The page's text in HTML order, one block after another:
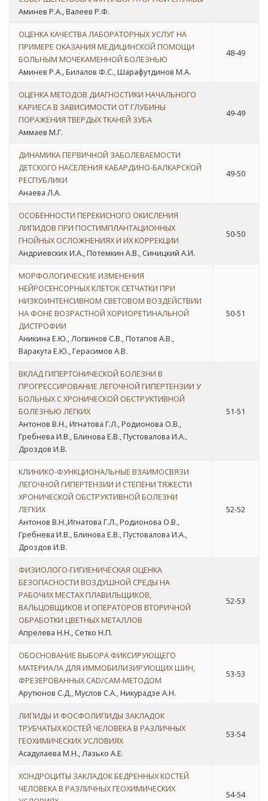
Аминев Р.А., Валеев Р.Ф.
ОЦЕНКА КАЧЕСТВА ЛАБОРАТОРНЫХ УСЛУГ НА
ПРИМЕРЕ ОКАЗАНИЯ МЕДИЦИНСКОЙ ПОМОЩИ
БОЛЬНЫМ МОЧЕКАМЕННОЙ БОЛЕЗНЬЮ
Аминев Р.А., Билалов Ф.С., Шарафутдинов М.А.
48-49
ОЦЕНКА МЕТОДОВ ДИАГНОСТИКИ НАЧАЛЬНОГО
КАРИЕСА В ЗАВИСИМОСТИ ОТ ГЛУБИНЫ
ПОРАЖЕНИЯ ТВЕРДЫХ ТКАНЕЙ ЗУБА
Аммаев М.Г.
49-49
ДИНАМИКА ПЕРВИЧНОЙ ЗАБОЛЕВАЕМОСТИ
ДЕТСКОГО НАСЕЛЕНИЯ КАБАРДИНО-БАЛКАРСКОЙ
РЕСПУБЛИКИ
Анаева Л.А.
49-50
ОСОБЕННОСТИ ПЕРЕКИСНОГО ОКИСЛЕНИЯ
ЛИПИДОВ ПРИ ПОСТИМПЛАНТАЦИОННЫХ
ГНОЙНЫХ ОСЛОЖНЕНИЯХ И ИХ КОРРЕКЦИИ
Андриевских И.А., Потемкин А.В., Синицкий А.И.
50-50
МОРФОЛОГИЧЕСКИЕ ИЗМЕНЕНИЯ
НЕЙРОСЕНСОРНЫХ КЛЕТОК СЕТЧАТКИ ПРИ
НИЗКОИНТЕНСИВНОМ СВЕТОВОМ ВОЗДЕЙСТВИИ
НА ФОНЕ ВОЗРАСТНОЙ ХОРИОРЕТИНАЛЬНОЙ
ДИСТРОФИИ
Аникина Е.Ю., Логвинов С.В., Потапов А.В.,
Варакута Е.Ю., Герасимов А.В.
50-51
ВКЛАД ГИПЕРТОНИЧЕСКОЙ БОЛЕЗНИ В
ПРОГРЕССИРОВАНИЕ ЛЕГОЧНОЙ ГИПЕРТЕНЗИИ У
БОЛЬНЫХ С ХРОНИЧЕСКОЙ ОБСТРУКТИВНОЙ
БОЛЕЗНЬЮ ЛЕГКИХ
Антонов В.Н., Игнатова Г.Л., Родионова О.В.,
Гребнева И.В., Блинова Е.В., Пустовалова И.А.,
Дроздов И.В.
51-51
КЛИНИКО-ФУНКЦИОНАЛЬНЫЕ ВЗАИМОСВЯЗИ
ЛЕГОЧНОЙ ГИПЕРТЕНЗИИ И СТЕПЕНИ ТЯЖЕСТИ
ХРОНИЧЕСКОЙ ОБСТРУКТИВНОЙ БОЛЕЗНИ
ЛЕГКИХ
Антонов В.Н.,Игнатова Г.Л., Родионова О.В.,
Гребнева И.В., Блинова Е.В., Пустовалова И.А.,
Дроздов И.В.
52-52
ФИЗИОЛОГО-ГИГИЕНИЧЕСКАЯ ОЦЕНКА
БЕЗОПАСНОСТИ ВОЗДУШНОЙ СРЕДЫ НА
РАБОЧИХ МЕСТАХ ПЛАВИЛЬЩИКОВ,
ВАЛЬЦОВЩИКОВ И ОПЕРАТОРОВ ВТОРИЧНОЙ
ОБРАБОТКИ ЦВЕТНЫХ МЕТАЛЛОВ
Апрелева Н.Н., Сетко Н.П.
52-53
ОБОСНОВАНИЕ ВЫБОРА ФИКСИРУЮЩЕГО
МАТЕРИАЛА ДЛЯ ИММОБИЛИЗИРУЮЩИХ ШИН,
ФРЕЗЕРОВАННЫХ CAD/CAM-МЕТОДОМ
Арутюнов С.Д., Муслов С.А., Никурадзе А.Н.
53-53
ЛИПИДЫ И ФОСФОЛИПИДЫ ЗАКЛАДОК
ТРУБЧАТЫХ КОСТЕЙ ЧЕЛОВЕКА В РАЗЛИЧНЫХ
ГЕОХИМИЧЕСКИХ УСЛОВИЯХ
Асадулаева М.Н., Лазько А.Е.
53-54
ХОНДРОЦИТЫ ЗАКЛАДОК БЕДРЕННЫХ КОСТЕЙ
ЧЕЛОВЕКА В РАЗЛИЧНЫХ ГЕОХИМИЧЕСКИХ
54-54